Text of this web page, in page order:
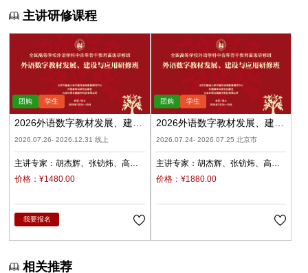
主讲研修课程
2026外语数字教材发展、建设
与应用（录播）
2026.07.26- 2026.12.31 线上
主讲专家：胡杰辉 张钫炜
高
原
陈静 陈琛
任立娟
价格：¥1480.00
我要报名
2026外语数字教材发展、建设
与应用（北京）
2026.07.24- 2026.07.25 北京市
主讲专家： 胡杰辉 张钫炜
高
原
陈静 陈琛
任立娟
价格：¥1880.00
相关推荐